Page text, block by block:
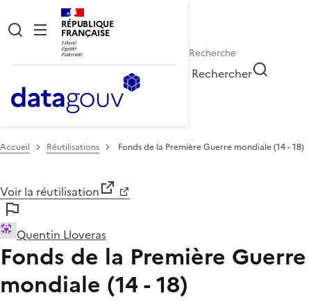
RÉPUBLIQUE
FRANÇAISE
Rechercher
Accueil Réutilisations Fonds de la Première Guerre mondiale (14 - 18)
Voir la réutilisation
Quentin Lloveras
Fonds de la Première Guerre
mondiale (14 - 18)